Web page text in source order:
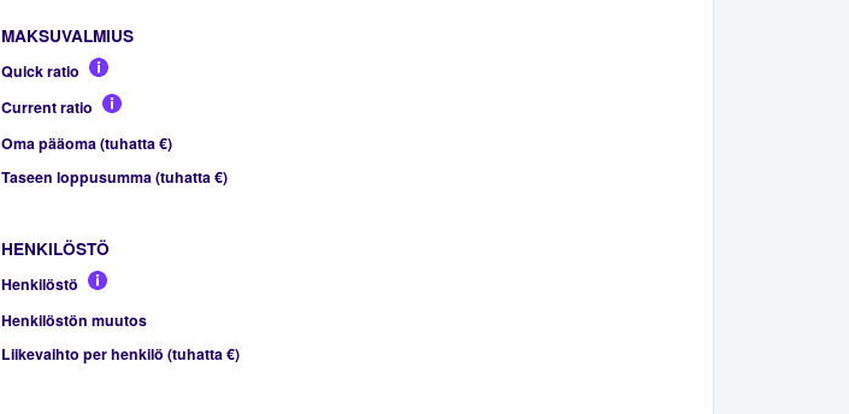
MAKSUVALMIUS
Quick ratio
Current ratio
Oma pääoma (tuhatta €)
Taseen loppusumma (tuhatta €)
HENKILÖSTÖ
Henkilöstö
Henkilöstön muutos
Liikevaihto per henkilö (tuhatta €)